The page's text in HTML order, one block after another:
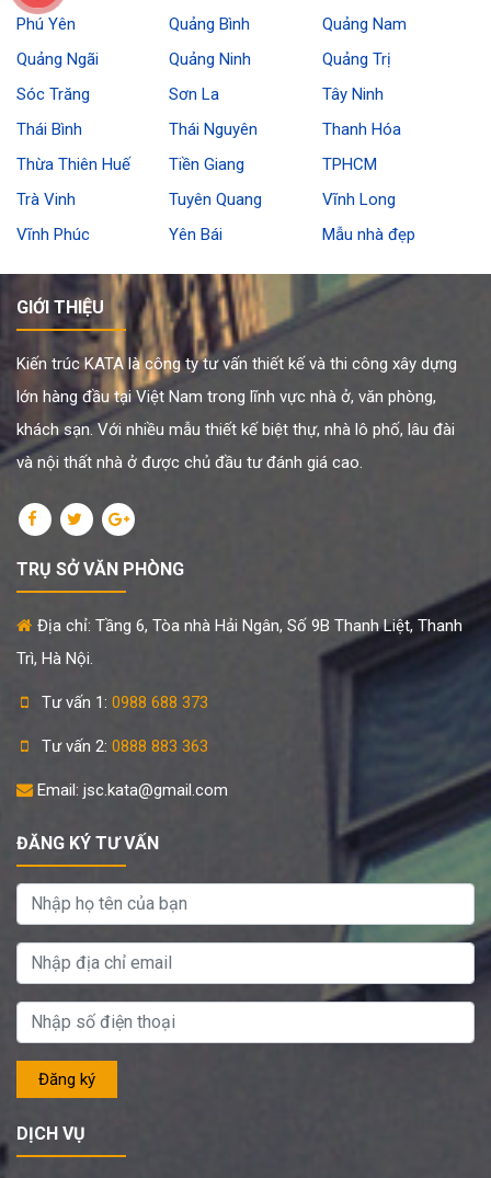
Phú Yên
Quảng Bình
Quảng Nam
Quảng Ngãi
Quảng Ninh
Quảng Trị
Sóc Trăng
Sơn La
Tây Ninh
Thái Bình
Thái Nguyên
Thanh Hóa
Thừa Thiên Huế
Tiền Giang
TPHCM
Trà Vinh
Tuyên Quang
Vĩnh Long
Vĩnh Phúc
Yên Bái Mẫu nhà đẹp
GIỚI THIỆU
Kiến trúc KATA là công ty tư vấn thiết kế và thi công xây dựng
lớn hàng đầu tại Việt Nam trong lĩnh vực nhà ở, văn phòng,
khách sạn. Với nhiều mẫu thiết kế biệt thự, nhà lô phố, lâu đài
và nội thất nhà ở được chủ đầu tư đánh giá cao.
TRỤ SỞ VĂN PHÒNG
Địa chỉ: Tầng 6, Tòa nhà Hải Ngân, Số 9B Thanh Liệt, Thanh
Trì, Hà Nội.
Tư vấn 1: 0988 688 373
Tư vấn 2: 0888 883 363
Email: jsc.kata@gmail.com
ĐĂNG KÝ TƯ VẤN
DỊCH VỤ